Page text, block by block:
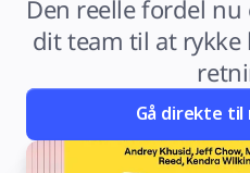
Udviklerplatform
Download apps
Formater
Whiteboard
Diagrammer
Kanban
Tidslinjer
Talktrack
Docs
Slides
Den reelle fordel nu
dit team til at
Gå direkte til